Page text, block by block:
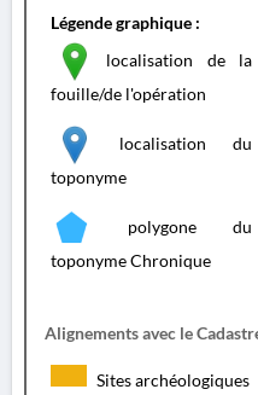
Légende graphique :
localisation de la
fouille/de l'opération
localisation du
toponyme
polygone du
toponyme Chronique
Alignements avec le
Sites archéologiques